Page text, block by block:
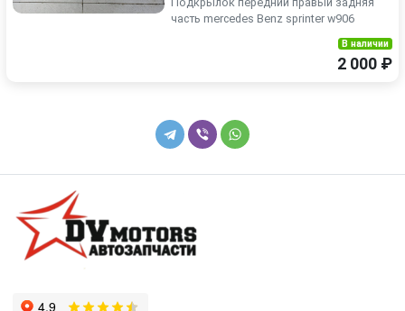
часть mercedes Benz sprinter w906
В наличии
2 000 ₽